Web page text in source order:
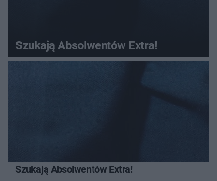
Szukają Absolwentów Extra!
Szukają Absolwentów Extra!